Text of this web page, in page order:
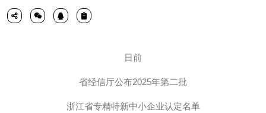
日前
省经信厅公布2025年第二批
浙江省专精特新中小企业认定名单